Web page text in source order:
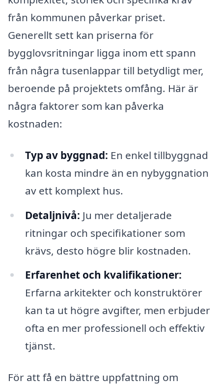
från kommunen påverkar priset.
Generellt sett kan priserna för
bygglovsritningar ligga inom ett spann
från några tusenlappar till betydligt mer,
beroende på projektets omfång. Här är
några faktorer som kan påverka
kostnaden:
Typ av byggnad: En enkel tillbyggnad
kan kosta mindre än en nybyggnation
av ett komplext hus.
Detaljnivå: Ju mer detaljerade
ritningar och specifikationer som
krävs, desto högre blir kostnaden.
Erfarenhet och kvalifikationer:
Erfarna arkitekter och konstruktörer
kan ta ut högre avgifter, men erbjuder
ofta en mer professionell och effektiv
tjänst.
För att få en bättre uppfattning om